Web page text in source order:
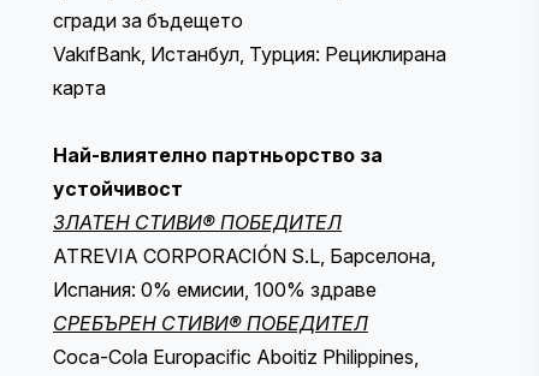
сгради за бъдещето
VakıfBank, Истанбул, Турция: Рециклирана
карта
Най-влиятелно партньорство за
устойчивост
ЗЛАТЕН СТИВИ® ПОБЕДИТЕЛ
ATREVIA CORPORACIÓN S.L, Барселона,
Испания: 0% емисии, 100% здраве
СРЕБЪРЕН СТИВИ® ПОБЕДИТЕЛ
Coca-Cola Europacific Aboitiz Philippines,